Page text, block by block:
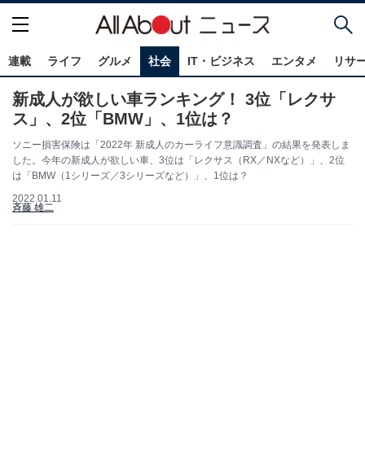
連載 ライフ グルメ 社会 IT・ビジネス エンタメ リサ
新成人が欲しい車ランキング！ 3位「レクサ
ス」、2位「BMW」、1位は？
ソニー損害保険は「2022年 新成人のカーライフ意識調査」の結果を発表しま
した。今年の新成人が欲しい車、3位は「レクサス（RX／NXなど）」、2位
は「BMW（1シリーズ／3シリーズなど）」、1位は？
2022.01.11
斉藤 雄二